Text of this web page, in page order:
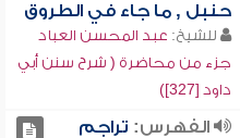
حنبل , ما جاء في الطروق
للشيخ: عبد المحسن العباد
جزء من محاضرة ( شرح سنن أبي
داود [327])
الفهرس: تراجم